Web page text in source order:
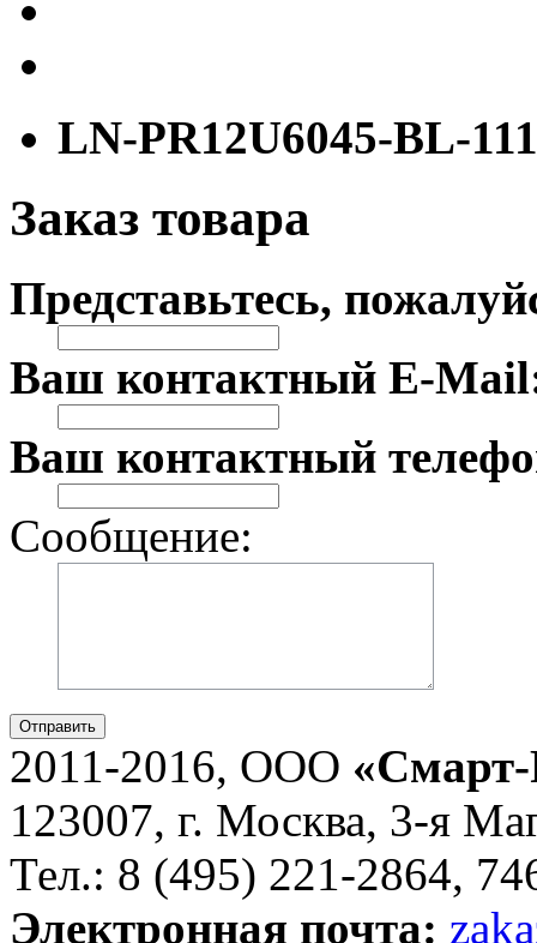
LN-PR12U6045-BL-111
Заказ товара
Представьтесь,
Ваш контактный E-
Ваш контактный
Сообщение:
Отправить
2011-2016, ООО
123007, г. Москва, 3-я
Тел.: 8 (495) 221-2864,
Электронная почта: